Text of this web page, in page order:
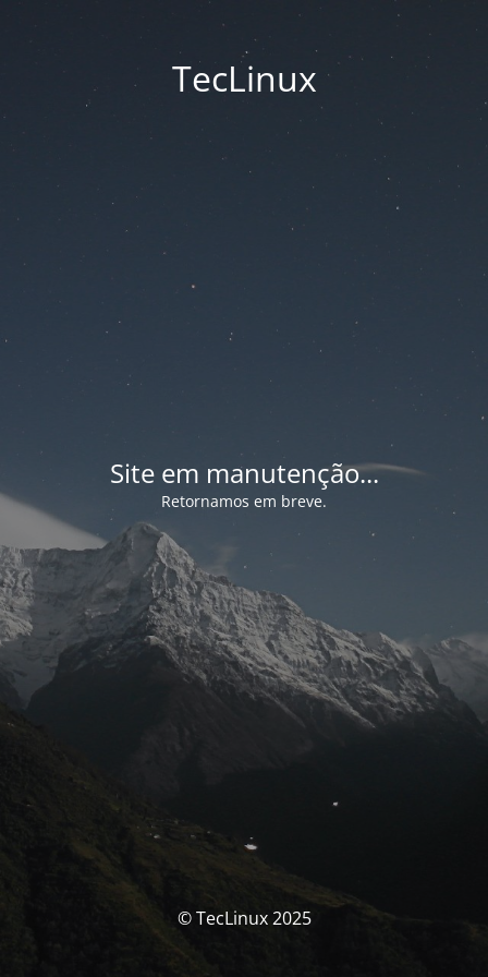
TecLinux
Site em manutenção...
Retornamos em breve.
© TecLinux 2025